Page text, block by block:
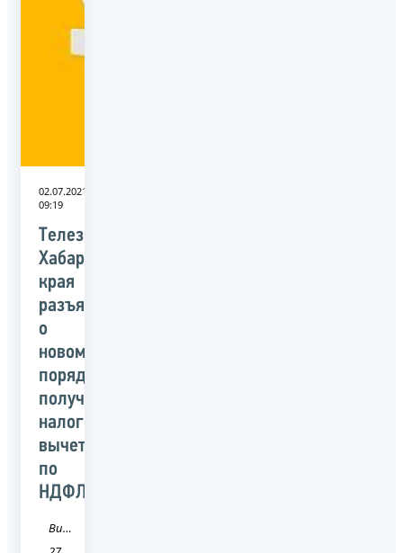
02.07.2021
09:19
Телезрителям
Хабаровского
края
разъяснили
о
новом
порядке
получения
налоговых
вычетов
по
НДФЛ
Видео